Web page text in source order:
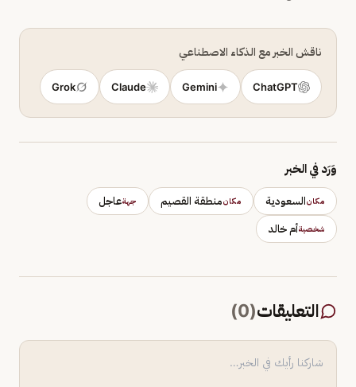
ناقش الخبر مع الذكاء الاصطناعي
ChatGPT
Gemini
Claude
Grok
وَرَد في الخبر
مكانالسعودية مكانمنطقة القصيم جهةعاجل
شخصيةأم خالد
التعليقات(
0
)